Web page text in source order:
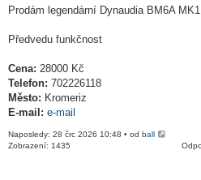
Prodám legendární Dynaudia BM6A
Předvedu funkčnost
Cena: 28000 Kč
Telefon: 702226118
Město: Kromeriz
E-mail: e-mail
Naposledy: 28 črc 2026 10:48 • od ball
Zobrazení: 1435